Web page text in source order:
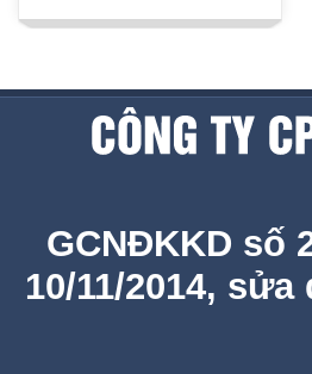
GCNĐKKD số
10/11/2014,